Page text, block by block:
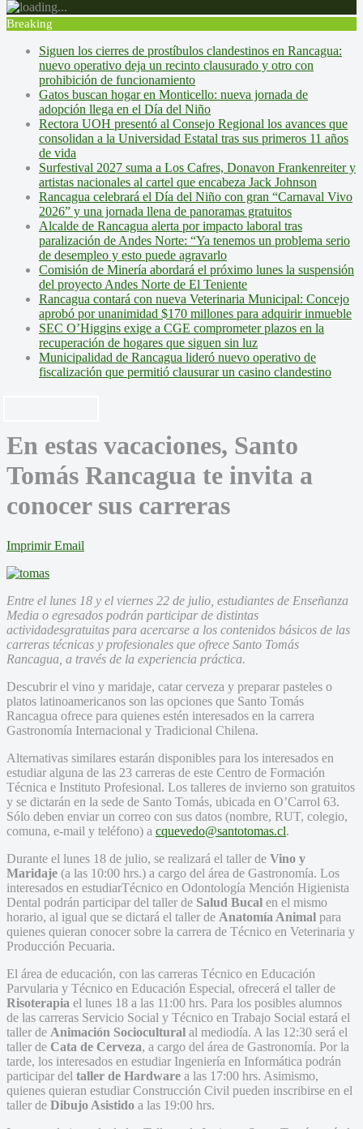
Breaking
Siguen los cierres de prostíbulos clandestinos en Rancagua:
nuevo operativo deja un recinto clausurado y otro con
prohibición de funcionamiento
Gatos buscan hogar en Monticello: nueva jornada de
adopción llega en el Día del Niño
Rectora UOH presentó al Consejo Regional los avances que
consolidan a la Universidad Estatal tras sus primeros 11 años
de vida
Surfestival 2027 suma a Los Cafres, Donavon Frankenreiter y
artistas nacionales al cartel que encabeza Jack Johnson
Rancagua celebrará el Día del Niño con gran “Carnaval Vivo
2026” y una jornada llena de panoramas gratuitos
Alcalde de Rancagua alerta por impacto laboral tras
paralización de Andes Norte: “Ya tenemos un problema serio
de desempleo y esto puede agravarlo
Comisión de Minería abordará el próximo lunes la suspensión
del proyecto Andes Norte de El Teniente
Rancagua contará con nueva Veterinaria Municipal: Concejo
aprobó por unanimidad $170 millones para adquirir inmueble
SEC O’Higgins exige a CGE comprometer plazos en la
recuperación de hogares que siguen sin luz
Municipalidad de Rancagua lideró nuevo operativo de
fiscalización que permitió clausurar un casino clandestino
En estas vacaciones, Santo
Tomás Rancagua te invita a
conocer sus carreras
Imprimir Email
Entre el lunes 18 y el viernes 22 de julio, estudiantes de Enseñanza
Media o egresados podrán participar de distintas
actividadesgratuitas para acercarse a los contenidos básicos de las
carreras técnicas y profesionales que ofrece Santo Tomás
Rancagua, a través de la experiencia práctica.
Descubrir el vino y maridaje, catar cerveza y preparar pasteles o
platos latinoamericanos son las opciones que Santo Tomás
Rancagua ofrece para quienes estén interesados en la carrera
Gastronomía Internacional y Tradicional Chilena.
Alternativas similares estarán disponibles para los interesados en
estudiar alguna de las 23 carreras de este Centro de Formación
Técnica e Instituto Profesional. Los talleres de invierno son gratuitos
y se dictarán en la sede de Santo Tomás, ubicada en O’Carrol 63.
Sólo deben enviar un correo con sus datos (nombre, RUT, colegio,
comuna, e-mail y teléfono) a cquevedo@santotomas.cl.
Durante el lunes 18 de julio, se realizará el taller de Vino y
Maridaje (a las 10:00 hrs.) a cargo del área de Gastronomía. Los
interesados en estudiarTécnico en Odontología Mención Higienista
Dental podrán participar del taller de Salud Bucal en el mismo
horario, al igual que se dictará el taller de Anatomía Animal para
quienes quieran conocer sobre la carrera de Técnico en Veterinaria y
Producción Pecuaria.
El área de educación, con las carreras Técnico en Educación
Parvularia y Técnico en Educación Especial, ofrecerá el taller de
Risoterapia el lunes 18 a las 11:00 hrs. Para los posibles alumnos
de las carreras Servicio Social y Técnico en Trabajo Social estará el
taller de Animación Sociocultural al mediodía. A las 12:30 será el
taller de Cata de Cerveza, a cargo del área de Gastronomía. Por la
tarde, los interesados en estudiar Ingeniería en Informática podrán
participar del taller de Hardware a las 17:00 hrs. Asimismo,
quienes quieran estudiar Construcción Civil pueden inscribirse en el
taller de Dibujo Asistido a las 19:00 hrs.